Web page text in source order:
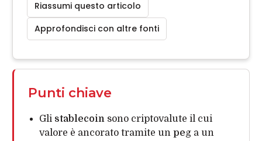
Riassumi questo articolo
Approfondisci con altre fonti
Punti chiave
Gli stablecoin sono criptovalute il cui
valore è ancorato tramite unpeg a un